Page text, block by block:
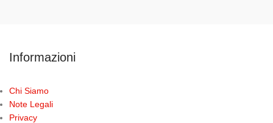
Informazioni
Chi Siamo
Note Legali
Privacy